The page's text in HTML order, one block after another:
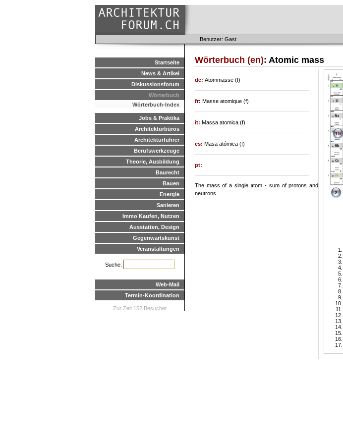
Benutzer: Gast
Startseite
News & Artikel
Diskussionsforum
Wörterbuch
Wörterbuch-Index
Jobs & Praktika
Architekturbüros
Architekturführer
Berufswerkzeuge
Theorie, Ausbildung
Baurecht
Bauen
Energie
Sanieren
Immo Kaufen, Nutzen
Ausstatten, Design
Gegenwartskunst
Veranstaltungen
Suche:
Web-Mail
Termin-Koordination
Zur Zeit 152 Besucher
Wörterbuch (en): Atomic mass
2
15
de: Atommasse (f)
fr: Masse atomique (f)
it: Massa atomica (f)
es: Masa atómica (f)
pt:
The mass of a single atom - sum of protons and
neutrons